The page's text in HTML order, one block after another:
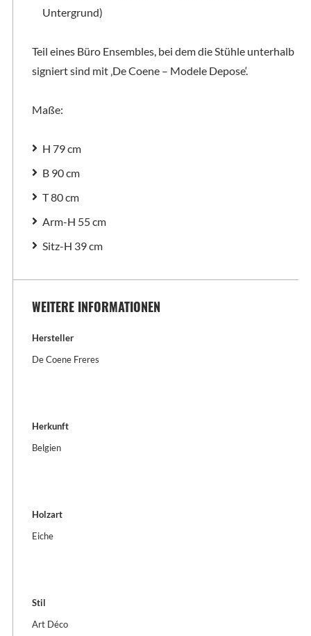
Untergrund)
Teil eines Büro Ensembles, bei dem die Stühle unterhalb
signiert sind mit ‚De Coene – Modele Depose‘.
Maße:
H 79 cm
B 90 cm
T 80 cm
Arm-H 55 cm
Sitz-H 39 cm
WEITERE INFORMATIONEN
Hersteller
De Coene Freres
Herkunft
Belgien
Holzart
Eiche
Stil
Art Déco